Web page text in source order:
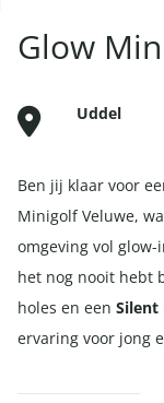
Glow
Uddel
Ben jij klaar voor
Minigolf Veluwe,
omgeving vol
het nog nooit hebt
holes en een Silent
ervaring voor jong